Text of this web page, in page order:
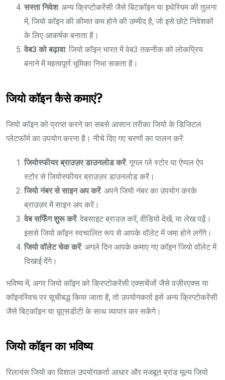
सस्ता निवेश: अन्य क्रिप्टोकरेंसी जैसे बिटकॉइन या इथेरियम की तुलना
में, जियो कॉइन की कीमत कम होने की उम्मीद है, जो इसे छोटे निवेशकों
के लिए आकर्षक बनाता है।
वेब3 को बढ़ावा: जियो कॉइन भारत में वेब3 तकनीक को लोकप्रिय
बनाने में महत्वपूर्ण भूमिका निभा सकता है।
जियो कॉइन कैसे कमाएं?
जियो कॉइन को प्राप्त करने का सबसे आसान तरीका जियो के डिजिटल
प्लेटफॉर्म का उपयोग करना है। नीचे दिए गए चरणों का पालन करें:
जियोस्फीयर ब्राउज़र डाउनलोड करें: गूगल प्ले स्टोर या ऐप्पल ऐप
स्टोर से जियोस्फीयर ब्राउज़र डाउनलोड करें।
जियो नंबर से साइन अप करें: अपने जियो नंबर का उपयोग करके
ब्राउज़र में साइन अप करें।
वेब सर्फिंग शुरू करें: वेबसाइट ब्राउज़ करें, वीडियो देखें, या लेख पढ़ें।
इससे जियो कॉइन स्वचालित रूप से आपके वॉलेट में जमा होने लगेंगे।
जियो वॉलेट चेक करें: अगले दिन आपके कमाए गए कॉइन जियो वॉलेट में
दिखाई देंगे।
भविष्य में, अगर जियो कॉइन को क्रिप्टोकरेंसी एक्सचेंजों जैसे वज़ीरएक्स या
कॉइनस्विच पर सूचीबद्ध किया जाता है, तो उपयोगकर्ता इसे अन्य क्रिप्टोकरेंसी
जैसे बिटकॉइन या यूएसडीटी के साथ व्यापार कर सकेंगे।
जियो कॉइन का भविष्य
रिलायंस जियो का विशाल उपयोगकर्ता आधार और मजबूत ब्रांड मूल्य जियो